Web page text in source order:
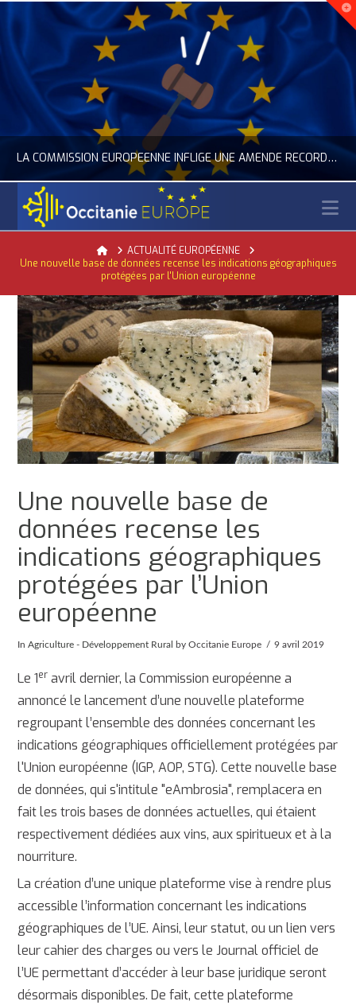
LA COMMISSION EUROPÉENNE INFLIGE UNE AMENDE RECORD À GOOGLE
ACTUALITÉ DE L'UNION EUROPÉENNE, ACTUALITÉ DE LA REPRÉSENTATION D’OCCITANIE EUROPE, NUMÉRIQUE- DIGITAL
JUILLET 24, 2026
HomeACTUALITÉ EUROPÉENNE
Une nouvelle base de données recense les indications géographiques
protégées par l'Union européenne
Une nouvelle base de
données recense les
indications géographiques
protégées par l’Union
européenne
InAgriculture - Développement Rural by Occitanie Europe 9 avril 2019
Le 1er avril dernier, la Commission européenne a
annoncé le lancement d’une nouvelle plateforme
regroupant l’ensemble des données concernant les
indications géographiques officiellement protégées par
l'Union européenne (IGP, AOP, STG). Cette nouvelle base
de données, qui s'intitule "eAmbrosia", remplacera en
fait les trois bases de données actuelles, qui étaient
respectivement dédiées aux vins, aux spiritueux et à la
nourriture.
La création d’une unique plateforme vise à rendre plus
accessible l’information concernant les indications
géographiques de l’UE. Ainsi, leur statut, ou un lien vers
leur cahier des charges ou vers le Journal officiel de
l’UE permettant d’accéder à leur base juridique seront
désormais disponibles. De fait, cette plateforme